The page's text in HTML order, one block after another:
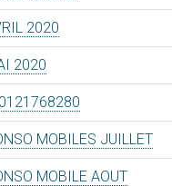
2020
2020
MOBILES JUILLET
MOBILE AOUT